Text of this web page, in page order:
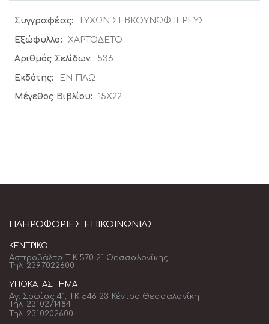
Περισσότερες
Πληροφορίες
ΤΥΧΩΝ ΣΕΒΚΟΥΝΩΦ ΙΕΡΕΥΣ
ΧΑΡΤΟΔΕΤΟ
536
ΕΝ ΠΛΩ
15Χ22
ΠΛΗΡΟΦΟΡΊΕΣ ΕΠΙΚΟΙΝΩΝΊΑΣ
ΚΕΝΤΡΙΚΌ:
Ασπροβάλτα Τ.Κ.570 21 Θεσσαλονίκης
Τηλ: 2397022600
ΥΠΟΚΑΤΆΣΤΗΜΑ
Αγ. Σοφίας 41, ΤΚ 546 23 Κέντρο Θεσσαλονίκη
Τηλ: 2310271484
Τηλ: 2310202600